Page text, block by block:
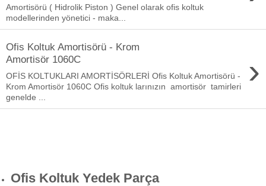
Amortisörü ( Hidrolik Piston ) Genel olarak ofis koltuk
modellerinden yönetici - maka...
Ofis Koltuk Amortisörü - Krom
Amortisör 1060C
›
OFİS KOLTUKLARI AMORTİSÖRLERİ Ofis Koltuk Amortisörü -
Krom Amortisör 1060C Ofis koltuk larınızın amortisör tamirleri
genelde ...
Ofis Koltuk Yedek Parça